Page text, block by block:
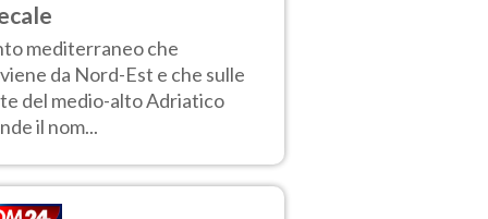
mediterraneo che
da Nord-Est e che sulle
del medio-alto Adriatico
il nom...